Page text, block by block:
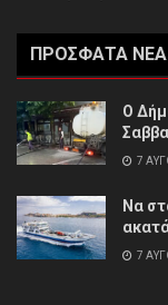
ΠΡΌΣΦΑΤΑ ΝΈΑ
Ο
7
Να
7